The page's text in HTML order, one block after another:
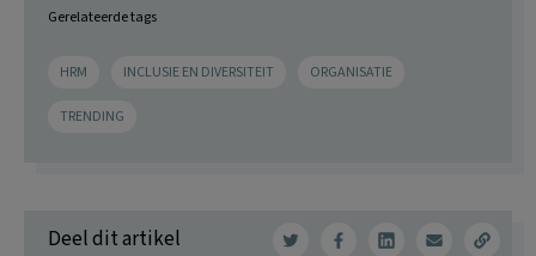
Gerelateerde tags
HRM INCLUSIE EN DIVERSITEIT ORGANISATIE
TRENDING
Deel dit artikel